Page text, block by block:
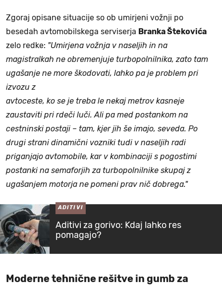
Zgoraj opisane situacije so ob umirjeni vožnji po
besedah avtomobilskega serviserja Branka Štekovića
zelo redke: "Umirjena vožnja v naseljih in na
magistralkah ne obremenjuje turbopolnilnika, zato tam
ugašanje ne more škodovati, lahko pa je problem pri
izvozu z
avtoceste, ko se je treba le nekaj metrov kasneje
zaustaviti pri rdeči luči. Ali pa med postankom na
cestninski postaji – tam, kjer jih še imajo, seveda. Po
drugi strani dinamični vozniki tudi v naseljih radi
priganjajo avtomobile, kar v kombinaciji s pogostimi
postanki na semaforjih za turbopolnilnike skupaj z
ugašanjem motorja ne pomeni prav nič dobrega."
ADITIVI
Aditivi za gorivo: Kdaj lahko res
pomagajo?
Moderne tehnične rešitve in gumb za